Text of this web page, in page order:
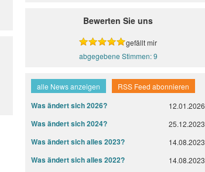
Bewerten Sie uns
gefällt mir
9
alle News anzeigen
RSS Feed abonnieren
12.01.2026
Was ändert sich 2026?
25.12.2023
Was ändert sich 2024?
14.08.2023
Was ändert sich alles 2023?
14.08.2023
Was ändert sich alles 2022?